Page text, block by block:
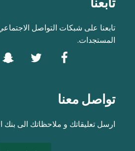
تابعنا على شبكات التواصل
المستجدات.
تواصل معنا
ارسل تعليقاتك و ملاحظاتك الى بنك